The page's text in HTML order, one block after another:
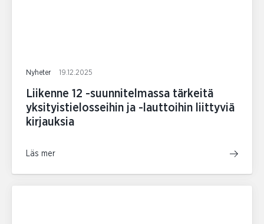
Nyheter 19.12.2025
Liikenne 12 -suunnitelmassa tärkeitä
yksityistielosseihin ja -lauttoihin liittyviä
kirjauksia
Läs mer